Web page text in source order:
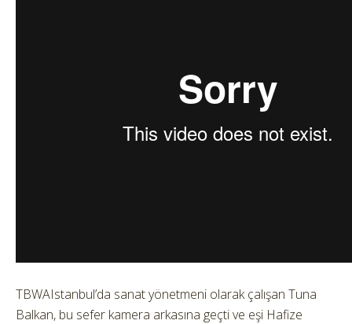
TBWAIstanbul’da sanat yönetmeni olarak çalışan Tuna
Balkan, bu sefer kamera arkasına geçti ve eşi Hafize